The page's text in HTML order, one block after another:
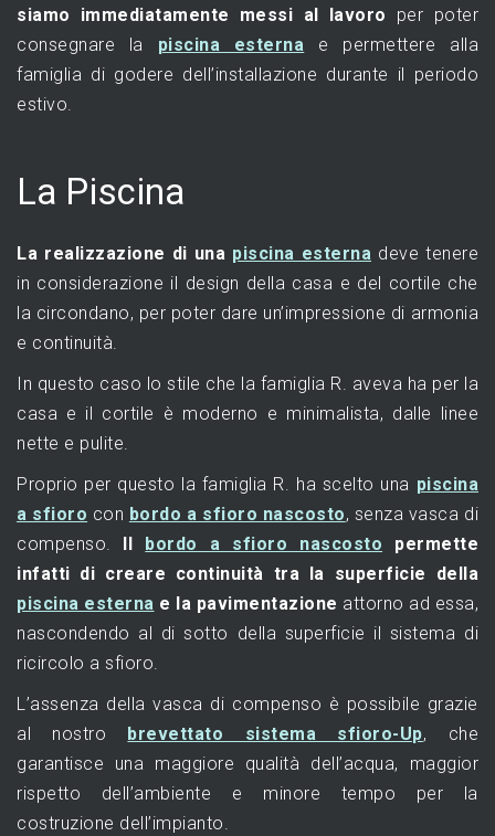
siamo immediatamente messi al lavoro per poter
consegnare la piscina esterna e permettere alla
famiglia di godere dell’installazione durante il periodo
estivo.
La Piscina
La realizzazione di una piscina esterna deve tenere
in considerazione il design della casa e del cortile che
la circondano, per poter dare un’impressione di armonia
e continuità.
In questo caso lo stile che la famiglia R. aveva ha per la
casa e il cortile è moderno e minimalista, dalle linee
nette e pulite.
Proprio per questo la famiglia R. ha scelto una piscina
a sfioro con bordo a sfioro nascosto, senza vasca di
compenso. Il bordo a sfioro nascosto permette
infatti di creare continuità tra la superficie della
piscina esterna e la pavimentazione attorno ad essa,
nascondendo al di sotto della superficie il sistema di
ricircolo a sfioro.
L’assenza della vasca di compenso è possibile grazie
al nostro brevettato sistema sfioro-Up, che
garantisce una maggiore qualità dell’acqua, maggior
rispetto dell’ambiente e minore tempo per la
costruzione dell’impianto.